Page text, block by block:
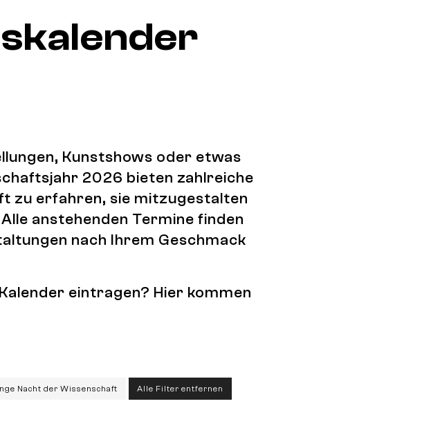
Kunstshows oder etwas
2026 bieten zahlreiche
zu erfahren, sie mitzugestalten
anstehenden Termine finden
nach Ihrem Geschmack
eintragen? Hier kommen
Nacht der Wissenschaft Alle Filter entfernen